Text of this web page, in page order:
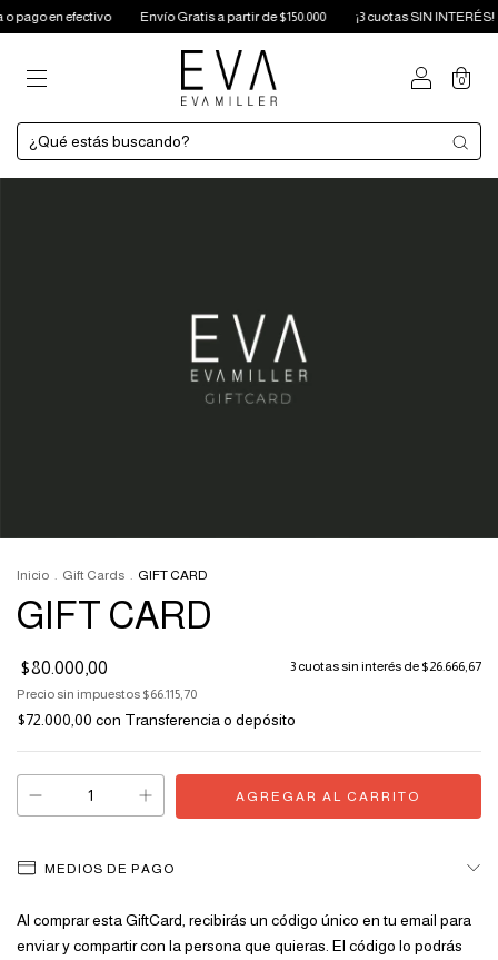
en efectivo Envío Gratis a partir de $150.000 ¡3 cuotas SIN INTERÉS!
0
Inicio Gift Cards GIFT CARD
GIFT CARD
$80.000,00 3 cuotas sin interés de $26.666,67
Precio sin impuestos $66.115,70
$72.000,00 con Transferencia o depósito
MEDIOS DE PAGO
Al comprar esta GiftCard, recibirás un código único en tu email para
enviar y compartir con la persona que quieras. El código lo podrás